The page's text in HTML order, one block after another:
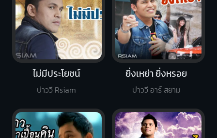
ไม่มีประโยชน์
บ่าววี Rsiam
ยิ่งเหย่า ยิ่งหรอย
บ่าววี อาร์ สยาม